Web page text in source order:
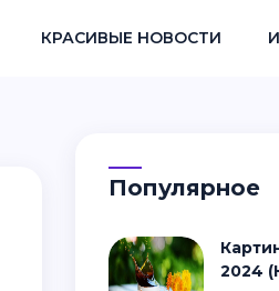
КРАСИВЫЕ НОВОСТИ
Популярное
Картинки - С добрым утром
2024